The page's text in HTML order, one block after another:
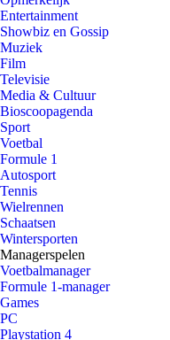
Entertainment
Showbiz en Gossip
Muziek
Film
Televisie
Media & Cultuur
Bioscoopagenda
Sport
Voetbal
Formule 1
Autosport
Tennis
Wielrennen
Schaatsen
Wintersporten
Managerspelen
Voetbalmanager
Formule 1-manager
Games
PC
Playstation 4